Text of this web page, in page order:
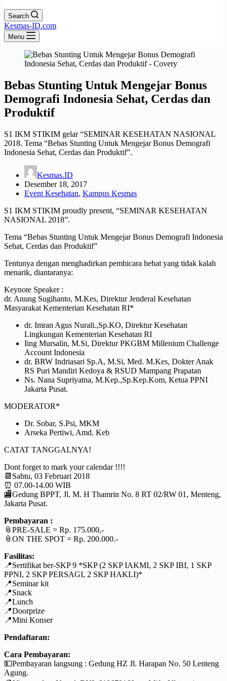
Search
Kesmas-ID.com
Menu
Bebas Stunting Untuk Mengejar Bonus
Demografi Indonesia Sehat, Cerdas dan
Produktif
S1 IKM STIKIM gelar “SEMINAR KESEHATAN NASIONAL
2018. Tema “Bebas Stunting Untuk Mengejar Bonus Demografi
Indonesia Sehat, Cerdas dan Produktif”.
Kesmas.ID
Desember 18, 2017
Event Kesehatan, Kampus Kesmas
S1 IKM STIKIM proudly present, “SEMINAR KESEHATAN
NASIONAL 2018”.
Tema “Bebas Stunting Untuk Mengejar Bonus Demografi Indonesia
Sehat, Cerdas dan Produktif”
Tentunya dengan menghadirkan pembicara hebat yang tidak kalah
menarik, diantaranya:
Keynote Speaker :
dr. Anung Sugihanto, M.Kes, Direktur Jenderal Kesehatan
Masyarakat Kementerian Kesehatan RI*
dr. Imran Agus Nurali.,Sp.KO, Direktur Kesehatan
Lingkungan Kementerian Kesehatan RI
Iing Mursalin, M.Si, Direktur PKGBM Millenium Challenge
Account Indonesia
dr. BRW Indriasari Sp.A, M.Si, Med. M.Kes, Dokter Anak
RS Puri Mandiri Kedoya & RSUD Mampang Prapatan
Ns. Nana Supriyatna, M.Kep.,Sp.Kep.Kom, Ketua PPNI
Jakarta Pusat.
MODERATOR*
Dr. Sobar, S.Psi, MKM
Arseka Pertiwi, Amd. Keb
CATAT TANGGALNYA!
Dont forget to mark your calendar !!!!
📆Sabtu, 03 Februari 2018
⏰ 07.00-14.00 WIB
🏬Gedung BPPT, Jl. M. H Thamrin No. 8 RT 02/RW 01, Menteng,
Jakarta Pusat.
Pembayaran :
📎PRE-SALE = Rp. 175.000,-
📎ON THE SPOT = Rp. 200.000.-
Fasilitas:
📍Sertifikat ber-SKP 9 *SKP (2 SKP IAKMI, 2 SKP IBI, 1 SKP
PPNI, 2 SKP PERSAGI, 2 SKP HAKLI)*
📍Seminar kit
📍Snack
📍Lunch
📍Doorprize
📍Mini Konser
Pendaftaran:
Cara Pembayaran:
💵Pembayaran langsung : Gedung HZ Jl. Harapan No. 50 Lenteng
Agung.